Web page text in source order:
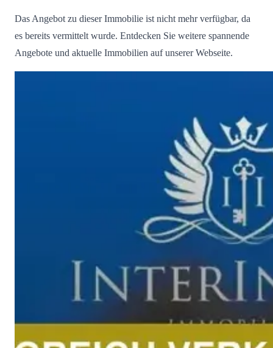
Das Angebot zu dieser Immobilie ist nicht mehr verfügbar, da
es bereits vermittelt wurde. Entdecken Sie weitere spannende
Angebote und aktuelle Immobilien auf unserer Webseite.